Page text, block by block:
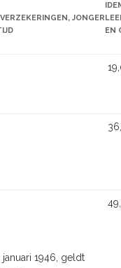
JONGER
EN
1946, geldt